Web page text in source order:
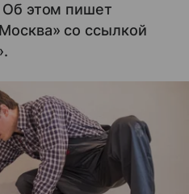
Об этом пишет
со ссылкой